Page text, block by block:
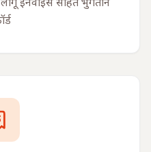
लागू इनवॉइस सहित भुगतान